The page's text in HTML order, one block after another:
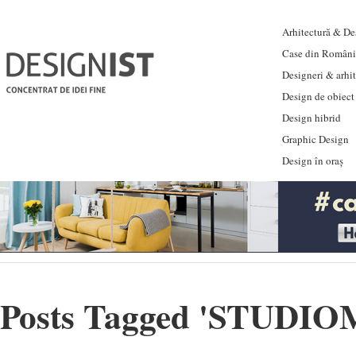
Arhitectură &
Case din
Designeri &
Design de obiect
Design hibrid
Graphic Design
Design în oraș
Posts Tagged '